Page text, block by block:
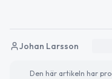
Johan Larsson
Den här artikeln har